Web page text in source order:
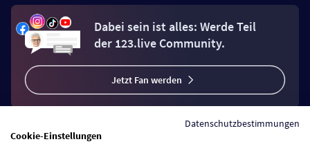
Dabei sein ist alles: Werde Teil
der 123.live Community.
Jetzt Fan werden
Datenschutzbestimmungen
Cookie-Einstellungen